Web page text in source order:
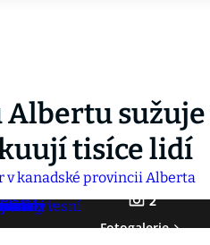
Albertu
tisíce lidí
2
Fotogalerie